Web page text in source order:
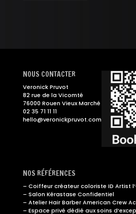
NOUS CONTACTER
Veronick Pruvot
82 rue de la Vicomté
76000 Rouen Vieux Marché
02 35 71 11 11
hello@veronickpruvot.com
NOS RÉFÉRENCES
– Coiffeur créateur coloriste ID Artist
– Salon Kérastase Confidentiel
– Atelier Hair Barber American Crew
– Espace privé dédié aux soins